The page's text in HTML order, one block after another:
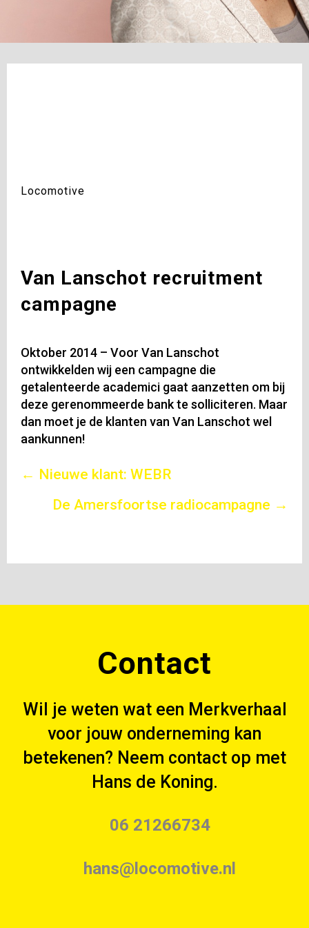
Locomotive
Van Lanschot recruitment
campagne
Oktober 2014 – Voor Van Lanschot
ontwikkelden wij een campagne die
getalenteerde academici gaat aanzetten om bij
deze gerenommeerde bank te solliciteren. Maar
dan moet je de klanten van Van Lanschot wel
aankunnen!
Posts
navigation
← Nieuwe klant: WEBR
De Amersfoortse radiocampagne →
Contact
Wil je weten wat een Merkverhaal
voor jouw onderneming kan
betekenen? Neem contact op met
Hans de Koning.
06 21266734
hans@locomotive.nl